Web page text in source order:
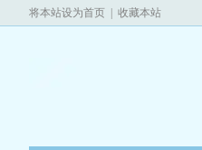
将本站设为首页 收藏本站